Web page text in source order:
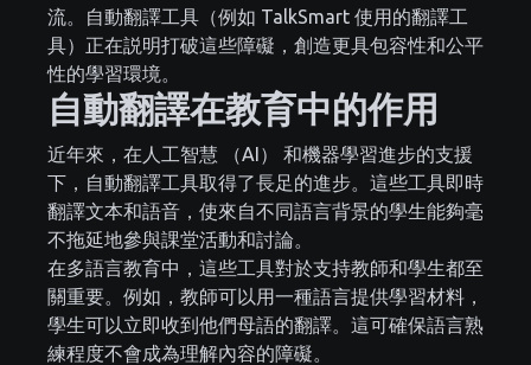
流。自動翻譯工具（例如 TalkSmart 使用的翻譯工
具）正在説明打破這些障礙，創造更具包容性和公平
性的學習環境。
自動翻譯在教育中的作用
近年來，在人工智慧 （AI） 和機器學習進步的支援
下，自動翻譯工具取得了長足的進步。這些工具即時
翻譯文本和語音，使來自不同語言背景的學生能夠毫
不拖延地參與課堂活動和討論。
在多語言教育中，這些工具對於支持教師和學生都至
關重要。例如，教師可以用一種語言提供學習材料，
學生可以立即收到他們母語的翻譯。這可確保語言熟
練程度不會成為理解內容的障礙。